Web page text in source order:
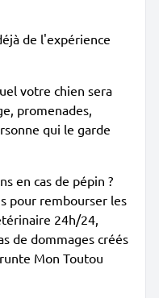
de l'expérience
votre chien sera
promenades,
qui le garde
en cas de pépin ?
pour rembourser les
24h/24,
de dommages créés
Mon Toutou